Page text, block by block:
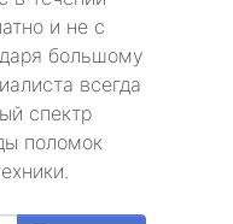
и не с
большому
всегда
спектр
поломок